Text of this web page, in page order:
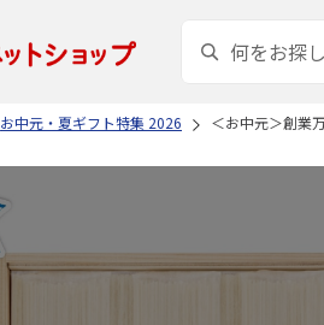
お中元・夏ギフト特集 2026 ＜お中元＞創業